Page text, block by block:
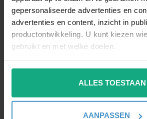
gepersonaliseerde advertenties en
advertenties en content, inzicht in
productontwikkeling. U kunt kiezen
gebruikt en met welke doelen.
Als u het toestaat, willen we ook
Informatie verzamelen over uw
locatie, die tot een paar meter
ALLES TOESTAAN
AANPASSEN
SURFACE-MOUNTED
FRAME
Available in warm white or
neutral white
€147,80
with
white
-48%